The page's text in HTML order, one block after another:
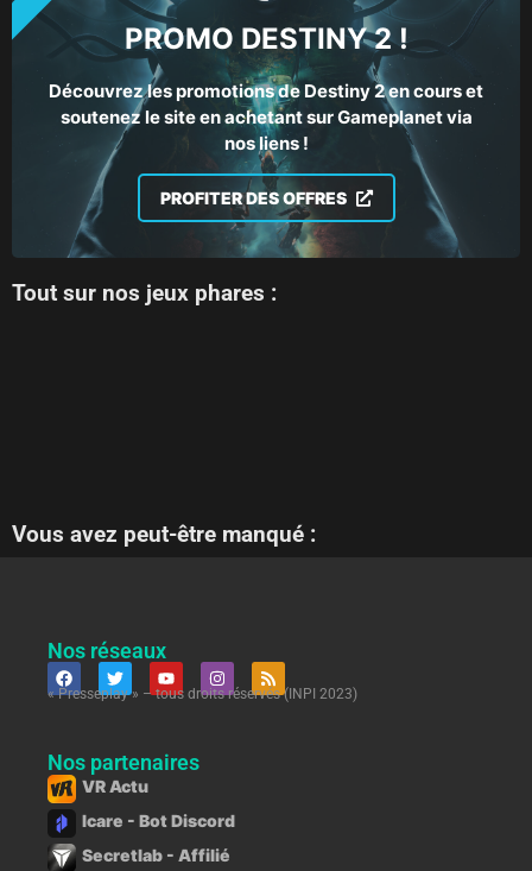
PROMO DESTINY 2 !
Découvrez les promotions de Destiny 2 en cours et
soutenez le site en achetant sur Gameplanet via
nos liens !
PROFITER DES OFFRES
Tout sur nos jeux phares :
Vous avez peut-être manqué :
Nos réseaux
« Presseplay » – tous droits réservés (INPI 2023)
Nos partenaires
VR Actu
Icare - Bot Discord
Secretlab - Affilié